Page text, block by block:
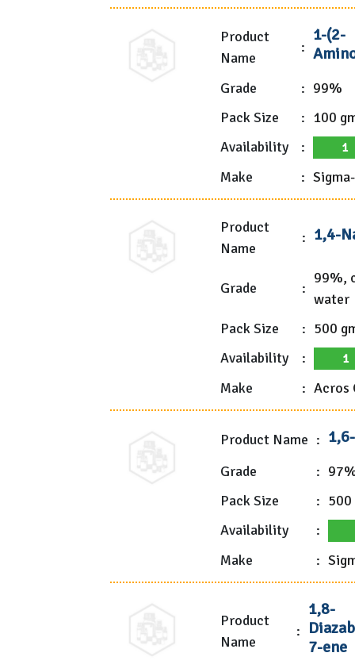
Product
Name
:
1-(2-
Grade : 99%
Pack Size
: 100
Availability
: 1
Make :
Product
Name
: 1,4-
Grade :
99%,
water
Pack Size
: 500
Availability
: 1
Make : Acros
Product Name :
Grade :
Pack Size
: 500
Availability
:
Make
:
Product
Name
:
1,8-
7-ene